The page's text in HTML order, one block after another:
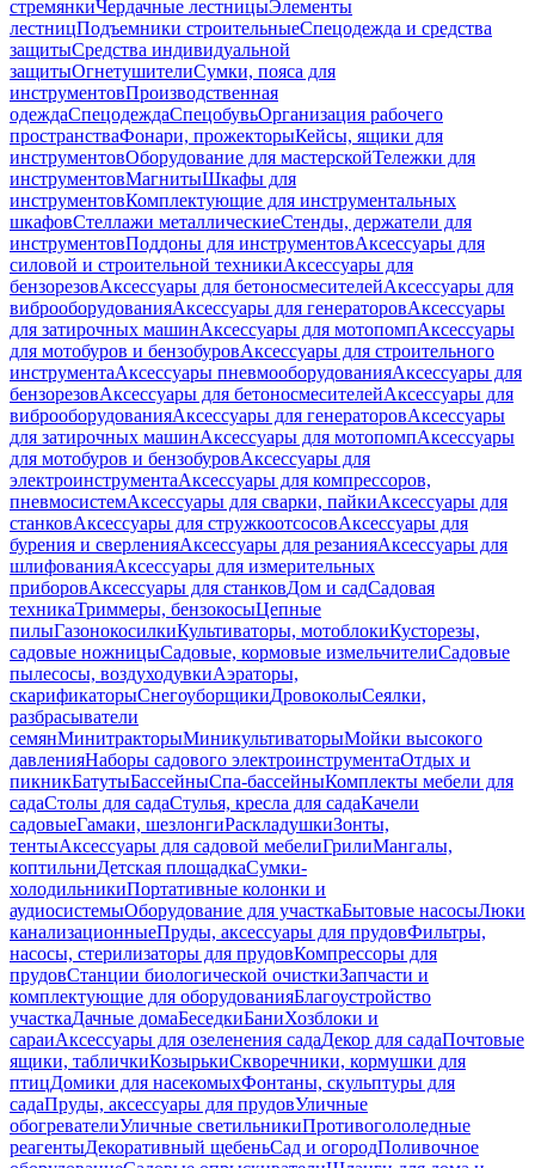
стремянкиЧердачные лестницыЭлементы
лестницПодъемники строительныеСпецодежда и средства
защитыСредства индивидуальной
защитыОгнетушителиСумки, пояса для
инструментовПроизводственная
одеждаСпецодеждаСпецобувьОрганизация рабочего
пространстваФонари, прожекторыКейсы, ящики для
инструментовОборудование для мастерскойТележки для
инструментовМагнитыШкафы для
инструментовКомплектующие для инструментальных
шкафовСтеллажи металлическиеСтенды, держатели для
инструментовПоддоны для инструментовАксессуары для
силовой и строительной техникиАксессуары для
бензорезовАксессуары для бетоносмесителейАксессуары для
виброоборудованияАксессуары для генераторовАксессуары
для затирочных машинАксессуары для мотопомпАксессуары
для мотобуров и бензобуровАксессуары для строительного
инструментаАксессуары пневмооборудованияАксессуары для
бензорезовАксессуары для бетоносмесителейАксессуары для
виброоборудованияАксессуары для генераторовАксессуары
для затирочных машинАксессуары для мотопомпАксессуары
для мотобуров и бензобуровАксессуары для
электроинструментаАксессуары для компрессоров,
пневмосистемАксессуары для сварки, пайкиАксессуары для
станковАксессуары для стружкоотсосовАксессуары для
бурения и сверленияАксессуары для резанияАксессуары для
шлифованияАксессуары для измерительных
приборовАксессуары для станковДом и садСадовая
техникаТриммеры, бензокосыЦепные
пилыГазонокосилкиКультиваторы, мотоблокиКусторезы,
садовые ножницыСадовые, кормовые измельчителиСадовые
пылесосы, воздуходувкиАэраторы,
скарификаторыСнегоуборщикиДровоколыСеялки,
разбрасыватели
семянМинитракторыМиникультиваторыМойки высокого
давленияНаборы садового электроинструментаОтдых и
пикникБатутыБассейныСпа-бассейныКомплекты мебели для
садаСтолы для садаСтулья, кресла для садаКачели
садовыеГамаки, шезлонгиРаскладушкиЗонты,
тентыАксессуары для садовой мебелиГрилиМангалы,
коптильниДетская площадкаСумки-
холодильникиПортативные колонки и
аудиосистемыОборудование для участкаБытовые насосыЛюки
канализационныеПруды, аксессуары для прудовФильтры,
насосы, стерилизаторы для прудовКомпрессоры для
прудовСтанции биологической очисткиЗапчасти и
комплектующие для оборудованияБлагоустройство
участкаДачные домаБеседкиБаниХозблоки и
сараиАксессуары для озеленения садаДекор для садаПочтовые
ящики, табличкиКозырькиСкворечники, кормушки для
птицДомики для насекомыхФонтаны, скульптуры для
садаПруды, аксессуары для прудовУличные
обогревателиУличные светильникиПротивогололедные
реагентыДекоративный щебеньСад и огородПоливочное